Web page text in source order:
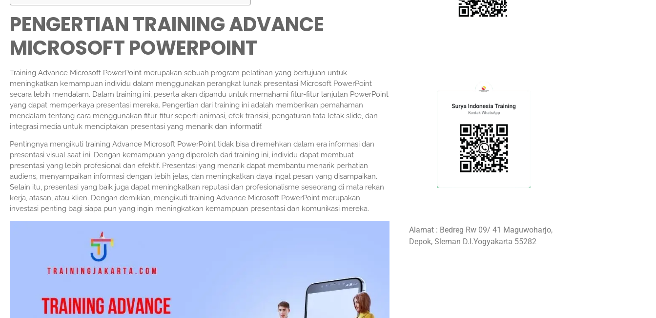
PENGERTIAN TRAINING ADVANCE
MICROSOFT POWERPOINT
Training Advance Microsoft PowerPoint merupakan sebuah program pelatihan yang bertujuan untuk
meningkatkan kemampuan individu dalam menggunakan perangkat lunak presentasi Microsoft PowerPoint
secara lebih mendalam. Dalam training ini, peserta akan dipandu untuk memahami fitur-fitur lanjutan PowerPoint
yang dapat memperkaya presentasi mereka. Pengertian dari training ini adalah memberikan pemahaman
mendalam tentang cara menggunakan fitur-fitur seperti animasi, efek transisi, pengaturan tata letak slide, dan
integrasi media untuk menciptakan presentasi yang menarik dan informatif.
Pentingnya mengikuti training Advance Microsoft PowerPoint tidak bisa diremehkan dalam era informasi dan
presentasi visual saat ini. Dengan kemampuan yang diperoleh dari training ini, individu dapat membuat
presentasi yang lebih profesional dan efektif. Presentasi yang menarik dapat membantu menarik perhatian
audiens, menyampaikan informasi dengan lebih jelas, dan meningkatkan daya ingat pesan yang disampaikan.
Selain itu, presentasi yang baik juga dapat meningkatkan reputasi dan profesionalisme seseorang di mata rekan
kerja, atasan, atau klien. Dengan demikian, mengikuti training Advance Microsoft PowerPoint merupakan
investasi penting bagi siapa pun yang ingin meningkatkan kemampuan presentasi dan komunikasi mereka.
Alamat : Bedreg Rw 09/ 41 Maguwoharjo,
Depok, Sleman D.I.Yogyakarta 55282